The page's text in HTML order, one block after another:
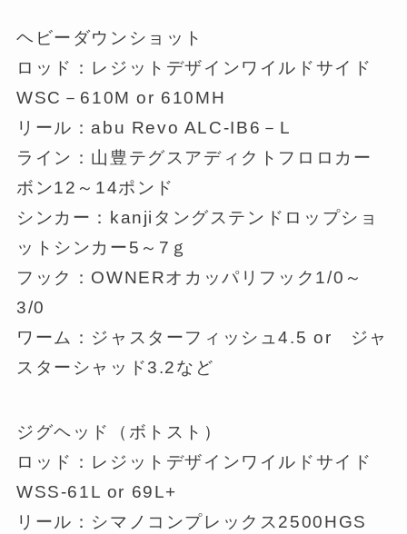
ヘビーダウンショット
ロッド：レジットデザインワイルドサイド
WSC－610M or 610MH
リール：abu Revo ALC-IB6－L
ライン：山豊テグスアディクトフロロカー
ボン12～14ポンド
シンカー：kanjiタングステンドロップショ
ットシンカー5～7ｇ
フック：OWNERオカッパリフック1/0～
3/0
ワーム：ジャスターフィッシュ4.5 or ジャ
スターシャッド3.2など
ジグヘッド（ボトスト）
ロッド：レジットデザインワイルドサイド
WSS-61L or 69L+
リール：シマノコンプレックス2500HGS